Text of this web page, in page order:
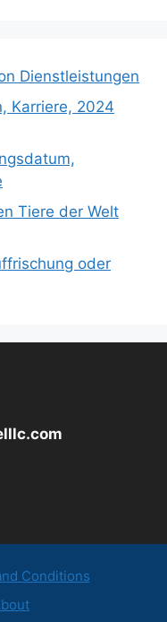
Dienstleistungen
Karriere, 2024
Tiere der Welt
oder
Conditions